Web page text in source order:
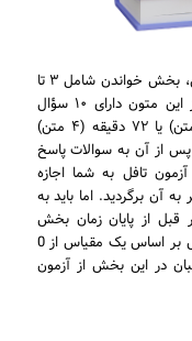
به گفته ETS، سازمان برگزارکننده آزمون تافل، بخش خواندن شامل ۳ تا
۴ متن به طول ۷۰۰ کلمه است؛ هر کدام از این متون دارای ۱۰ سؤال
چندگزینه‌ای هستند. به شما ۵۴ دقیقه (۳ متن) یا ۷۲ دقیقه (۴ متن)
پس از آن به سوالات پاسخ
تافل به شما اجازه
آن برگردید. اما باید به
قبل از پایان زمان بخش
ریدینگ، برگردید. در نهایت، نمره‌دهی این بخش بر اساس یک مقیاس از 0
در این بخش از آزمون